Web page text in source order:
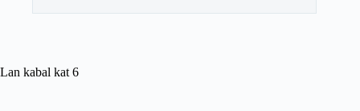
Lan kabal kat 6